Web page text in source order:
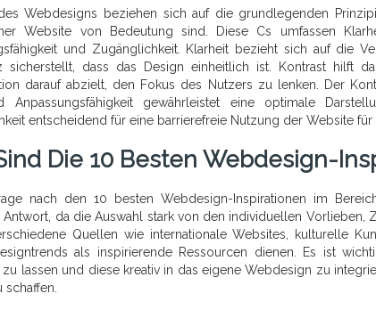
Webdesigns beziehen sich auf die grundlegenden
Website von Bedeutung sind. Diese Cs umfassen
und Zugänglichkeit. Klarheit bezieht sich auf die
sicherstellt, dass das Design einheitlich ist. Kontrast hilft
darauf abzielt, den Fokus des Nutzers zu lenken. Der
Anpassungsfähigkeit gewährleistet eine optimale
entscheidend für eine barrierefreie Nutzung der Website
Die 10 Besten Webdesign-
nach den 10 besten Webdesign-Inspirationen im
da die Auswahl stark von den individuellen Vorlieben,
Quellen wie internationale Websites, kulturelle
als inspirierende Ressourcen dienen. Es ist
zu lassen und diese kreativ in das eigene Webdesign zu
schaffen.